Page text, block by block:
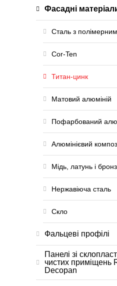
Фасадні
Сталь з
Cor-Ten
Титан-цинк
Матовий алюміній
Пофарбований
Алюмінієвий
Мідь, латунь і
Нержавіюча сталь
Скло
Фальцеві профілі
Панелі зі
чистих приміщень
Decopan